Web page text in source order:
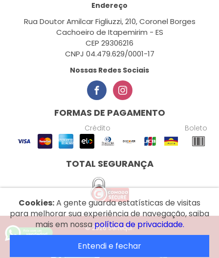
Endereço
Rua Doutor Amilcar Figliuzzi, 210, Coronel Borges
Cachoeiro de Itapemirim - ES
CEP 29306216
CNPJ 04.479.629/0001-17
Nossas Redes Sociais
FORMAS DE PAGAMENTO
Crédito Boleto
TOTAL SEGURANÇA
Cookies:A gente guarda estatísticas de visitas
para melhorar sua experiência de navegação, saiba
mais em nossapolítica de privacidade.
Entendi e fechar
© 2026 Sertequi.